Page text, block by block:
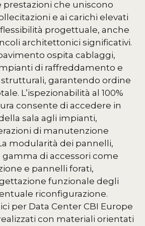
prestazioni che uniscono
e ai carichi elevati
progettuale, anche
architettonici significativi.
ospita cablaggi,
di raffreddamento e
garantendo ordine
L’ispezionabilità al 100%
consente di accedere in
sala agli impianti,
di manutenzione
modularità dei pannelli,
di accessori come
e pannelli forati,
funzionale degli
riconfigurazione.
per Data Center CBI Europe
con materiali orientati